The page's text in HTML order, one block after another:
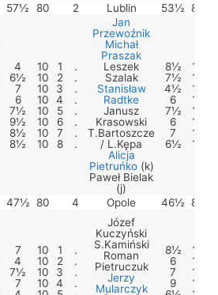
57½ 80 2 Lublin 53½ 80
4
6½
7
6
7½
9½
8½
8½
10
10
10
10
10
10
10
10
1
2
3
4
5
6
7
8
.
.
.
.
.
.
.
.
Jan
Przewoźnik
Michał
Praszak
Leszek
Szalak
Stanisław
Radtke
Janusz
Krasowski
T.Bartoszcze
/ L.Kępa
Alicja
Pietruńko(k)
Paweł Bielak
(j)
8½
7½
4½
6
7½
6
7
6½
10
10
10
10
10
10
10
10
47½ 80 4 Opole 46½ 80
7
4
7½
7
10
10
10
10
1
2
3
4
.
.
.
.
Józef
Kuczyński
S.Kamiński
Roman
Pietruczuk
Jerzy
Mularczyk
8½
6
7
9
10
10
10
10